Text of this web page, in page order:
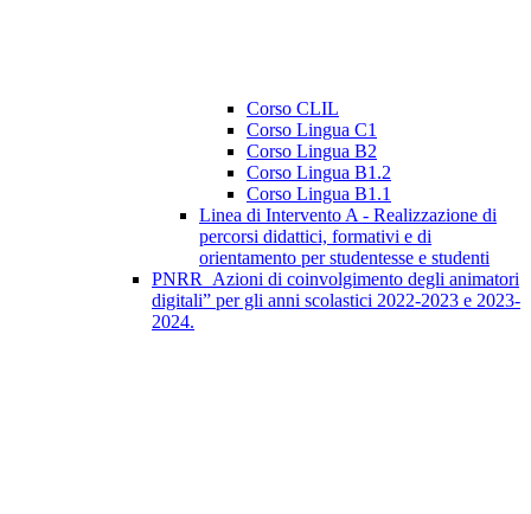
Corso CLIL
Corso Lingua C1
Corso Lingua B2
Corso Lingua B1.2
Corso Lingua B1.1
Linea di Intervento A - Realizzazione di
percorsi didattici, formativi e di
orientamento per studentesse e studenti
PNRR_Azioni di coinvolgimento degli animatori
digitali” per gli anni scolastici 2022-2023 e 2023-
2024.